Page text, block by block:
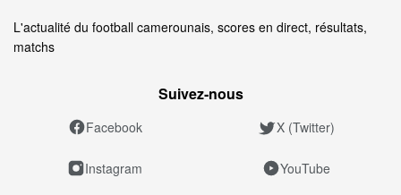
L'actualité du football camerounais, scores en direct, résultats,
matchs
Suivez‑nous
Facebook X (Twitter)
Instagram YouTube